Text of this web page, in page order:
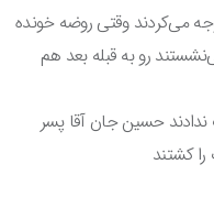
می‌کردند وقتی روضه خونده
رو به قبله بعد هم
حسین جان آقا پسر
کشتند